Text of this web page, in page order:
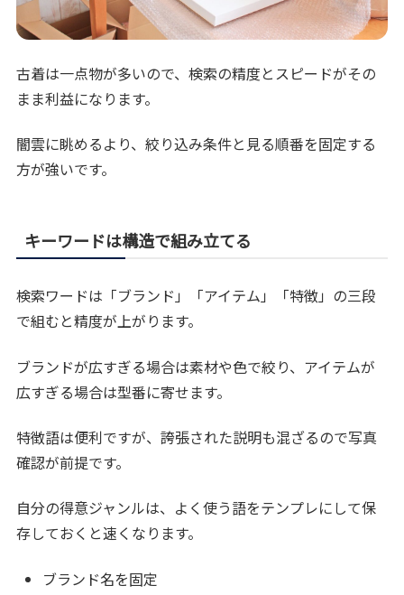
古着は一点物が多いので、検索の精度とスピードがその
まま利益になります。
闇雲に眺めるより、絞り込み条件と見る順番を固定する
方が強いです。
キーワードは構造で組み立てる
検索ワードは「ブランド」「アイテム」「特徴」の三段
で組むと精度が上がります。
ブランドが広すぎる場合は素材や色で絞り、アイテムが
広すぎる場合は型番に寄せます。
特徴語は便利ですが、誇張された説明も混ざるので写真
確認が前提です。
自分の得意ジャンルは、よく使う語をテンプレにして保
存しておくと速くなります。
ブランド名を固定